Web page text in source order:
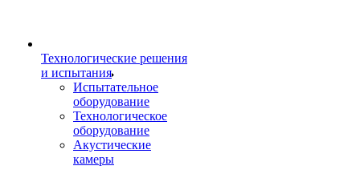
Технологические решения
и испытания
Испытательное
оборудование
Технологическое
оборудование
Акустические
камеры